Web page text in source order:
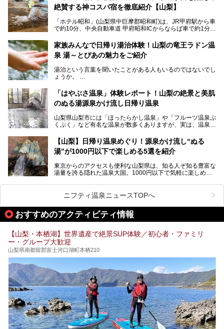
いても混浴文化が守られ、老若男女の分け隔て一切無く温泉
向にありますが、「古湯坊 源泉舘」では本来あるべき混浴
の姿が保たれている点に注目すべきでしょう。
今回は足元湧出の混浴温泉である「かくし湯大岩風呂」をは
じめ、湯治棟である「別館神泉」を中心に「古湯坊 源泉
舘」の全貌を徹底紹介します。
絶賛する神コスパ宿を徹底紹介【山梨】
「ホテル昭和」(山梨県中巨摩郡昭和町)は、JR甲府駅から車
で約10分、中央自動車道 甲府昭和ICからならば車で約1分の
から、一人泊でも6,000円台から宿泊可能です。
しかし、最大の魅力は“温泉そのもの”でしょう。自家源泉を
統の単純温泉は、入浴すると実にサッパリ爽快。日帰り入浴
不可なこともあり、全国の温泉ファンがこの温泉を求めて
では循環濾過の沸かし湯が一般的ですが、ここは本物の極上
温泉。まさに価格破壊と言えるクオリティです。
室や無料朝食などをご紹介。温泉通が口を揃えて絶賛する神
コスパ宿の全貌を徹底解説します！
家族みんなで日帰り湯治体験！山梨の竜王ラドン温
泉 湯～とぴあの魅力をご紹介
湯治という言葉を聞いたことがある人もいるのではないでし
ょうか。
なかなか体験できない、湯治体験が日帰りでできる温浴施設
が山梨にあります。
ぴあ」の魅力をご紹介します。
提供元：株式会社湯ーとぴあ【PR】
この記事は株式会社湯ーとぴあのPRレポート記事です。
「はやぶさ温泉」体験レポート！山梨の絶景と美肌
のぬる湯源泉かけ流し日帰り温泉
山梨県山梨市には「ほったらかし温泉」や「フルーツ温泉ぷ
くぷく」など有名な温泉が数多くありますが、実は、温泉マ
です。今回紹介する「はやぶさ温泉」も、そのひとつ。温泉
はもちろん、絶景や地元食材を活かしたグルメも堪能できま
す。
します。
【山梨】日帰り温泉めぐり！源泉かけ流し“ぬる
湯”が1000円以下で楽しめる5選を紹介
東京からのアクセスも便利な山梨県は、知る人ぞ知る豊富な
湯量を誇る隠れた温泉大国。1000円以下で気軽に楽しめ
も、これからの季節に嬉しい、じんわりと体の芯まで温ま
る“ぬる湯”が豊富なのも魅力。今回は、湯質も抜群で心ゆく
までリラックスできる山梨のお得な日帰り温泉を、実際体験
した感想と共に紹介します。
※ぬる湯とは35℃～39℃程度の体温に近いぬるめ温泉のこ
ニフティ温泉ニュースTOPへ
おすすめのアクティビティ情報
【山梨・本栖湖】世界遺産で絶景SUP体験／初心者・ファミリ
ー・グループ大歓迎
山梨県南都留郡富士河口湖町本栖210